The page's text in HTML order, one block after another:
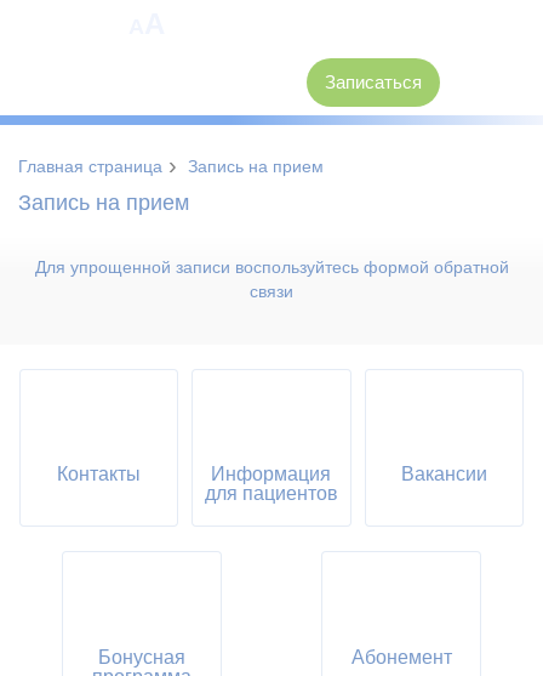
Записаться
Главная страница › Запись на прием
Запись на прием
Для упрощенной записи воспользуйтесь формой обратной
связи
Контакты
Информация
для пациентов
Вакансии
Бонусная
Абонемент